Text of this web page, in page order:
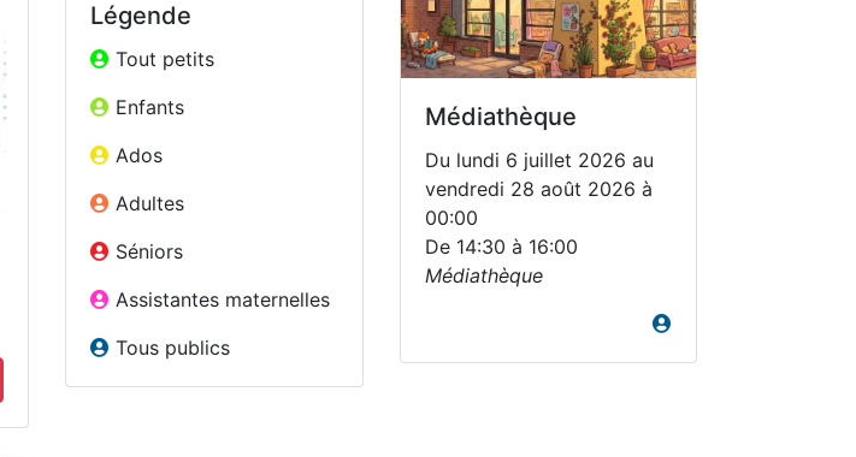
Légende
Tout petits
Enfants
Ados
Adultes
Séniors
Assistantes maternelles
Tous publics
Médiathèque
Du lundi 6 juillet 2026 au
vendredi 28 août 2026 à
00:00
De 14:30 à 16:00
Médiathèque